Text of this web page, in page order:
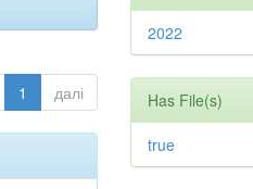
1 далі
2022
Has File(s)
true